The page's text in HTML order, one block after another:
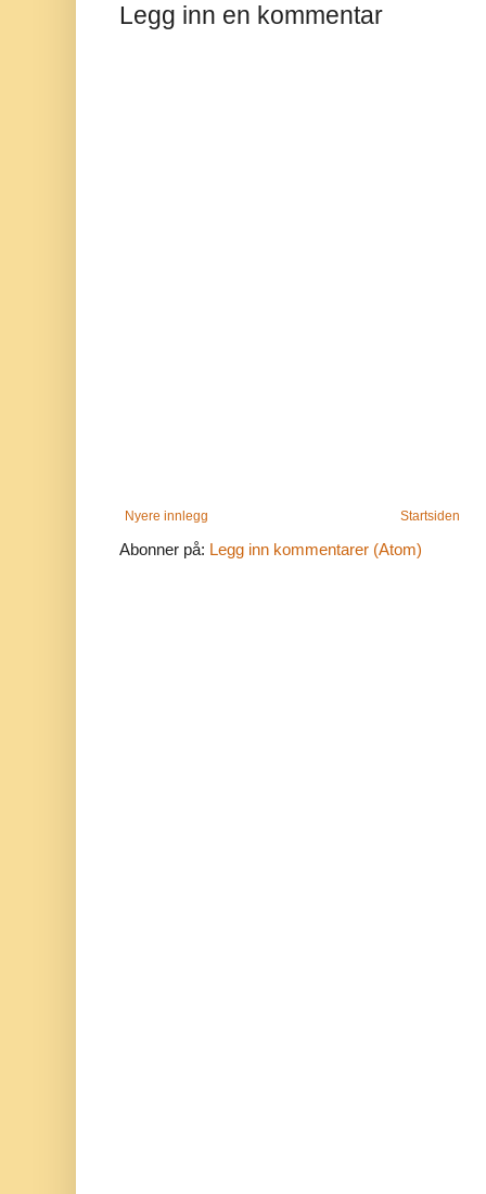
Legg inn en kommentar
Nyere innlegg Startsiden
Abonner på: Legg inn kommentarer (Atom)